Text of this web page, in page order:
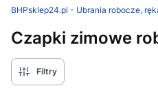
BHPsklep24.pl - Ubrania robocze,
Czapki zimowe
Filtry